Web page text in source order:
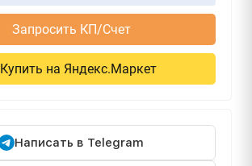
Запросить КП/Счет
Купить на Яндекс.Маркет
Написать в Telegram